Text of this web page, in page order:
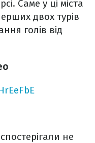
Саме у ці міста
двох турів
голів від
не